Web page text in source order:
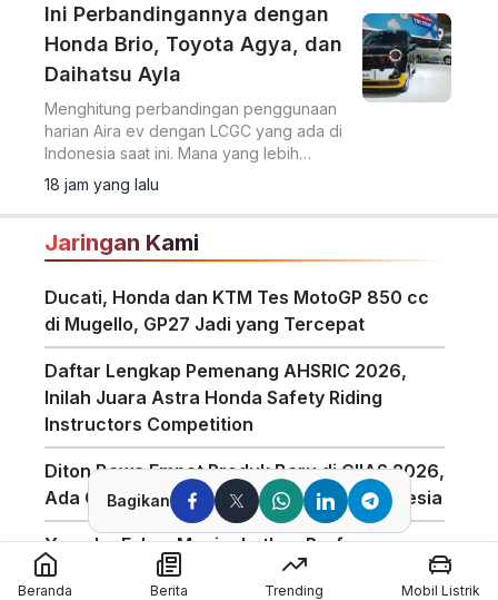
Ini Perbandingannya dengan
Honda Brio, Toyota Agya, dan
Daihatsu Ayla
Menghitung perbandingan penggunaan
harian Aira ev dengan LCGC yang ada di
Indonesia saat ini. Mana yang lebih
hemat?
18 jam yang lalu
Jaringan Kami
Ducati, Honda dan KTM Tes MotoGP 850 cc
di Mugello, GP27 Jadi yang Tercepat
Daftar Lengkap Pemenang AHSRIC 2026,
Inilah Juara Astra Honda Safety Riding
Instructors Competition
Diton Bawa Empat Produk Baru di GIIAS 2026,
Ada Compound Aerosol Pertama di Indonesia
Yamaha Fokus Meningkatkan Performa
Bagian Depan Untuk Motor 850cc
Bagikan
Beranda Berita Trending Mobil Listrik